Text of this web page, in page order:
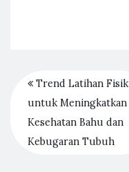
Trend Latihan Fisik
untuk Meningkatkan
Kesehatan Bahu dan
Kebugaran Tubuh